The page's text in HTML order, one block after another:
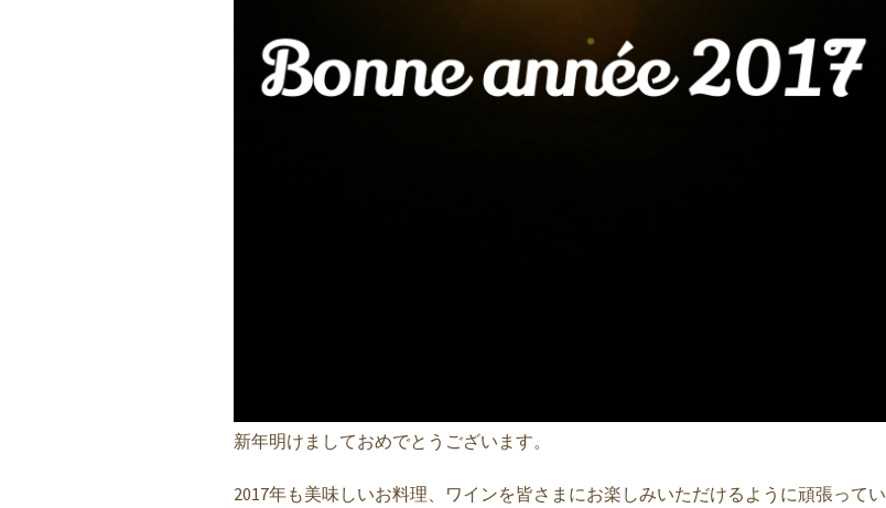
新年明けましておめでとうございます。
2017年も美味しいお料理、ワインを皆さまにお楽しみいただけるように頑張ってい